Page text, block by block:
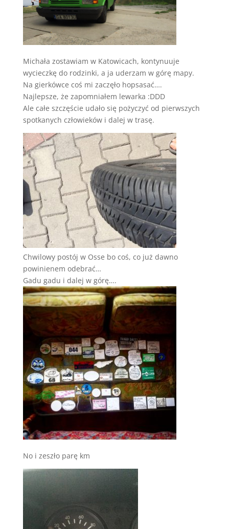
Michała zostawiam w Katowicach, kontynuuje
wycieczkę do rodzinki, a ja uderzam w górę mapy.
Na gierkówce coś mi zaczęło hopsasać….
Najlepsze, że zapomniałem lewarka :DDD
Ale całe szczęście udało się pożyczyć od pierwszych
spotkanych człowieków i dalej w trasę.
Chwilowy postój w Osse bo coś, co już dawno
powinienem odebrać…
Gadu gadu i dalej w górę….
No i zeszło parę km